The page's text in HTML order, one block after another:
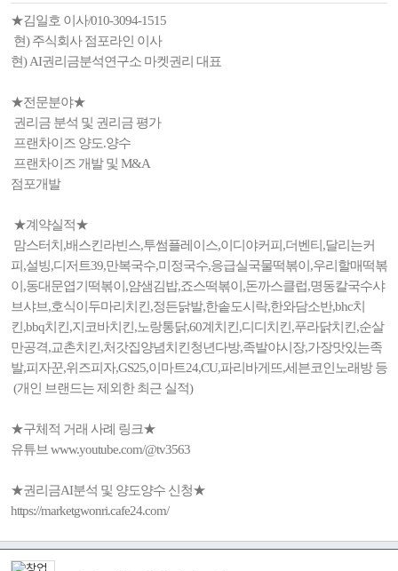
★김일호 이사/010-3094-1515
현) 주식회사 점포라인 이사
현) AI권리금분석연구소 마켓권리 대표
★전문분야★
권리금 분석 및 권리금 평가
프랜차이즈 양도.양수
프랜차이즈 개발 및 M&A
점포개발
★계약실적★
맘스터치,배스킨라빈스,투썸플레이스,이디야커피,더벤티,달리는커
피,설빙,디저트39,만복국수,미정국수,응급실국물떡볶이,우리할매떡볶
이,동대문엽기떡볶이,얌샘김밥,죠스떡볶이,돈까스클럽,명동칼국수샤
브샤브,호식이두마리치킨,정든닭발,한솥도시락,한와담소반,bhc치
킨,bbq치킨,지코바치킨,노랑통닭,60계치킨,디디치킨,푸라닭치킨,순살
만공격,교촌치킨,처갓집양념치킨청년다방,족발야시장,가장맛있는족
발,피자꾼,위즈피자,GS25,이마트24,CU,파리바게뜨,세븐코인노래방 등
(개인 브랜드는 제외한 최근 실적)
★구체적 거래 사례 링크★
유튜브 www.youtube.com/@tv3563
★권리금AI분석 및 양도양수 신청★
https://marketgwonri.cafe24.com/